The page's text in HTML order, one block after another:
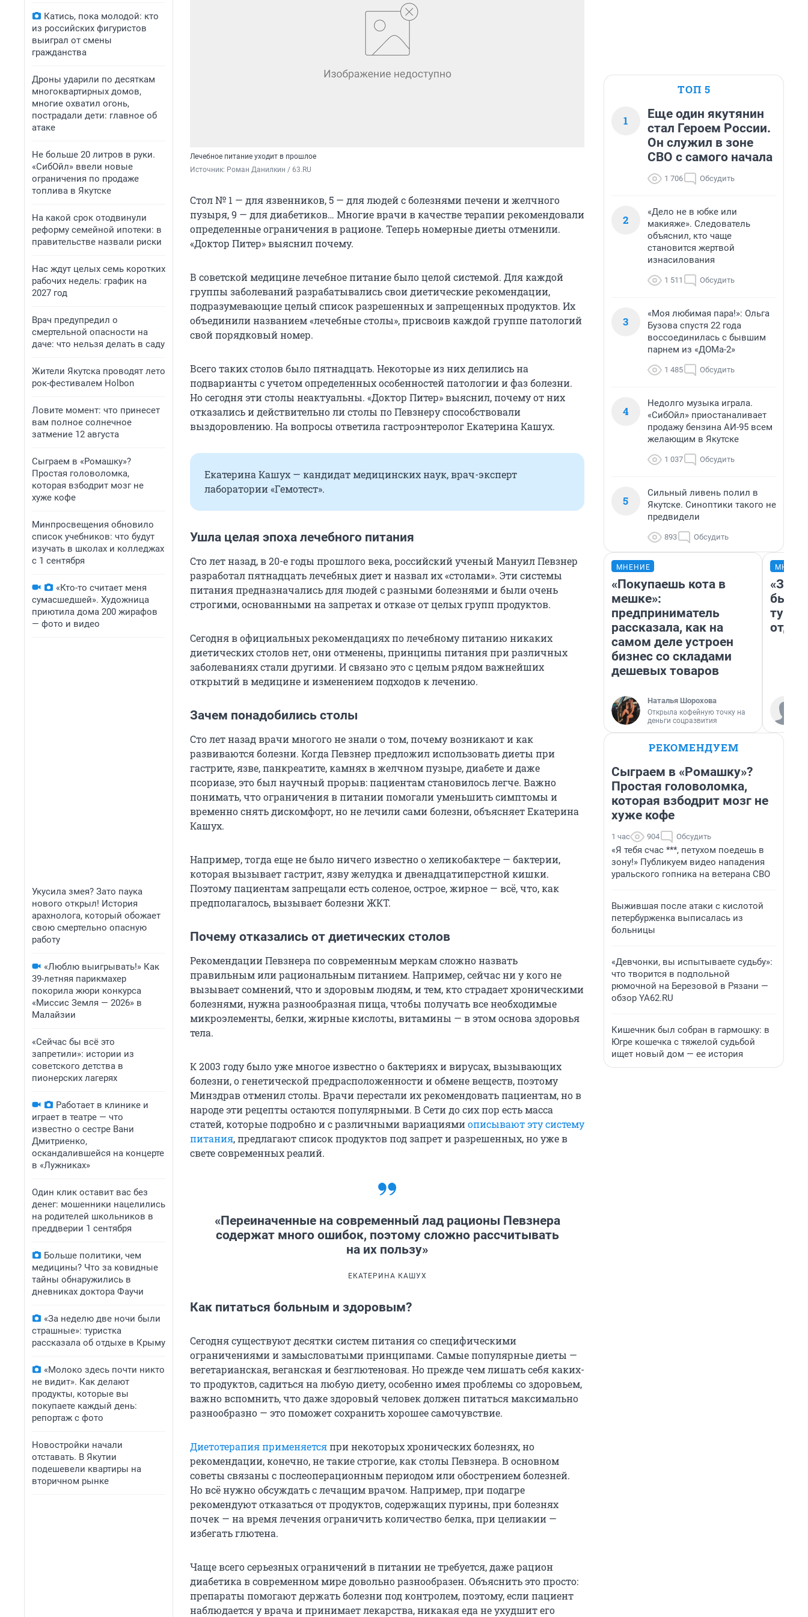
Катись, пока молодой: кто
из российских фигуристов
выиграл от смены
гражданства
Дроны ударили по десяткам
многоквартирных домов,
многие охватил огонь,
пострадали дети: главное об
атаке
Не больше 20 литров в руки.
«СибОйл» ввели новые
ограничения по продаже
топлива в Якутске
На какой срок отодвинули
реформу семейной ипотеки: в
правительстве назвали риски
Нас ждут целых семь коротких
рабочих недель: график на
2027 год
Врач предупредил о
смертельной опасности на
даче: что нельзя делать в саду
Жители Якутска проводят лето
рок-фестивалем Holbon
Ловите момент: что принесет
вам полное солнечное
затмение 12 августа
Сыграем в «Ромашку»?
Простая головоломка,
которая взбодрит мозг не
хуже кофе
Минпросвещения обновило
список учебников: что будут
изучать в школах и колледжах
с 1 сентября
«Кто-то считает меня
сумасшедшей». Художница
приютила дома 200 жирафов
— фото и видео
Укусила змея? Зато паука
нового открыл! История
арахнолога, который обожает
свою смертельно опасную
работу
«Люблю выигрывать!» Как
39-летняя парикмахер
покорила жюри конкурса
«Миссис Земля — 2026» в
Малайзии
«Сейчас бы всё это
запретили»: истории из
советского детства в
пионерских лагерях
Работает в клинике и
играет в театре — что
известно о сестре Вани
Дмитриенко,
оскандалившейся на концерте
в «Лужниках»
Один клик оставит вас без
денег: мошенники нацелились
на родителей школьников в
преддверии 1 сентября
Больше политики, чем
медицины? Что за ковидные
тайны обнаружились в
дневниках доктора Фаучи
«За неделю две ночи были
страшные»: туристка
рассказала об отдыхе в Крыму
«Молоко здесь почти никто
не видит». Как делают
продукты, которые вы
покупаете каждый день:
репортаж с фото
Новостройки начали
отставать. В Якутии
подешевели квартиры на
вторичном рынке
Лечебное питание уходит в прошлое
Источник: Роман Данилкин / 63.RU
Стол № 1 — для язвенников, 5 — для людей с болезнями печени и желчного
пузыря, 9 — для диабетиков… Многие врачи в качестве терапии рекомендовали
определенные ограничения в рационе. Теперь номерные диеты отменили.
«Доктор Питер» выяснил почему.
В советской медицине лечебное питание было целой системой. Для каждой
группы заболеваний разрабатывались свои диетические рекомендации,
подразумевающие целый список разрешенных и запрещенных продуктов. Их
объединили названием «лечебные столы», присвоив каждой группе патологий
свой порядковый номер.
Всего таких столов было пятнадцать. Некоторые из них делились на
подварианты с учетом определенных особенностей патологии и фаз болезни.
Но сегодня эти столы неактуальны. «Доктор Питер» выяснил, почему от них
отказались и действительно ли столы по Певзнеру способствовали
выздоровлению. На вопросы ответила гастроэнтеролог Екатерина Кашух.
Екатерина Кашух — кандидат медицинских наук, врач-эксперт
лаборатории «Гемотест».
Ушла целая эпоха лечебного питания
Сто лет назад, в 20-е годы прошлого века, российский ученый Мануил Певзнер
разработал пятнадцать лечебных диет и назвал их «столами». Эти системы
питания предназначались для людей с разными болезнями и были очень
строгими, основанными на запретах и отказе от целых групп продуктов.
Сегодня в официальных рекомендациях по лечебному питанию никаких
диетических столов нет, они отменены, принципы питания при различных
заболеваниях стали другими. И связано это с целым рядом важнейших
открытий в медицине и изменением подходов к лечению.
Зачем понадобились столы
Сто лет назад врачи многого не знали о том, почему возникают и как
развиваются болезни. Когда Певзнер предложил использовать диеты при
гастрите, язве, панкреатите, камнях в желчном пузыре, диабете и даже
псориазе, это был научный прорыв: пациентам становилось легче. Важно
понимать, что ограничения в питании помогали уменьшить симптомы и
временно снять дискомфорт, но не лечили сами болезни, объясняет Екатерина
Кашух.
Например, тогда еще не было ничего известно о хеликобактере — бактерии,
которая вызывает гастрит, язву желудка и двенадцатиперстной кишки.
Поэтому пациентам запрещали есть соленое, острое, жирное — всё, что, как
предполагалось, вызывает болезни ЖКТ.
Почему отказались от диетических столов
Рекомендации Певзнера по современным меркам сложно назвать
правильным или рациональным питанием. Например, сейчас ни у кого не
вызывает сомнений, что и здоровым людям, и тем, кто страдает хроническими
болезнями, нужна разнообразная пища, чтобы получать все необходимые
микроэлементы, белки, жирные кислоты, витамины — в этом основа здоровья
тела.
К 2003 году было уже многое известно о бактериях и вирусах, вызывающих
болезни, о генетической предрасположенности и обмене веществ, поэтому
Минздрав отменил столы. Врачи перестали их рекомендовать пациентам, но в
народе эти рецепты остаются популярными. В Сети до сих пор есть масса
статей, которые подробно и с различными вариациямиописывают эту систему
питания, предлагают список продуктов под запрет и разрешенных, но уже в
свете современных реалий.
«Переиначенные на современный лад рационы Певзнера
содержат много ошибок, поэтому сложно рассчитывать
на их пользу»
ЕКАТЕРИНА КАШУХ
Как питаться больным и здоровым?
Сегодня существуют десятки систем питания со специфическими
ограничениями и замысловатыми принципами. Самые популярные диеты —
вегетарианская, веганская и безглютеновая. Но прежде чем лишать себя каких-
то продуктов, садиться на любую диету, особенно имея проблемы со здоровьем,
важно вспомнить, что даже здоровый человек должен питаться максимально
разнообразно — это поможет сохранить хорошее самочувствие.
Диетотерапия применяетсяпри некоторых хронических болезнях, но
рекомендации, конечно, не такие строгие, как столы Певзнера. В основном
советы связаны с послеоперационным периодом или обострением болезней.
Но всё нужно обсуждать с лечащим врачом. Например, при подагре
рекомендуют отказаться от продуктов, содержащих пурины, при болезнях
почек — на время лечения ограничить количество белка, при целиакии —
избегать глютена.
Чаще всего серьезных ограничений в питании не требуется, даже рацион
диабетика в современном мире довольно разнообразен. Объяснить это просто:
препараты помогают держать болезни под контролем, поэтому, если пациент
наблюдается у врача и принимает лекарства, никакая еда не ухудшит его
ТОП 5
1
Еще один якутянин
стал Героем России.
Он служил в зоне
СВО с самого начала
1 706 Обсудить
2
«Дело не в юбке или
макияже». Следователь
объяснил, кто чаще
становится жертвой
изнасилования
1 511 Обсудить
3
«Моя любимая пара!»: Ольга
Бузова спустя 22 года
воссоединилась с бывшим
парнем из «ДОМа-2»
1 485 Обсудить
4
Недолго музыка играла.
«СибОйл» приостаналивает
продажу бензина АИ-95 всем
желающим в Якутске
1 037 Обсудить
5
Сильный ливень полил в
Якутске. Синоптики такого не
предвидели
893 Обсудить
МНЕНИЕ
«Покупаешь кота в
мешке»:
предприниматель
рассказала, как на
самом деле устроен
бизнес со складами
дешевых товаров
Наталья Шорохова
Открыла кофейную точку на
деньги соцразвития
«За
были
РЕКОМЕНДУЕМ
Сыграем в «Ромашку»?
Простая головоломка,
которая взбодрит мозг не
хуже кофе
1 час 904 Обсудить
«Я тебя счас ***, петухом поедешь в
зону!» Публикуем видео нападения
уральского гопника на ветерана СВО
Выжившая после атаки с кислотой
петербурженка выписалась из
больницы
«Девчонки, вы испытываете судьбу»:
что творится в подпольной
рюмочной на Березовой в Рязани —
обзор YA62.RU
Кишечник был собран в гармошку: в
Югре кошечка с тяжелой судьбой
ищет новый дом — ее история